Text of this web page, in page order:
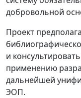
добровольной
Проект
и
применению
дальнейшей
ЭОП.